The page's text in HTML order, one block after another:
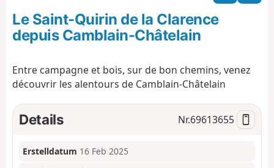
o
n
o
Le Saint-Quirin de la Clarence
depuis Camblain-Châtelain
Entre campagne et bois, sur de bon chemins, venez
découvrir les alentours de Camblain-Châtelain
Details Nr.69613655
Erstelldatum 16 Feb 2025